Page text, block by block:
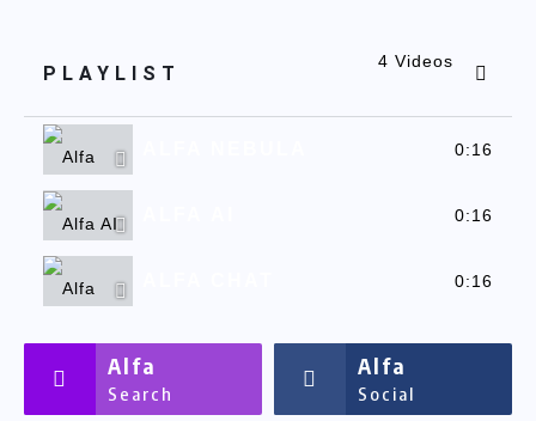
PLAYLIST
4 Videos
0:16
0:16
0:16
ALFASSA 0:16
Alfa
Search
Alfa
Social